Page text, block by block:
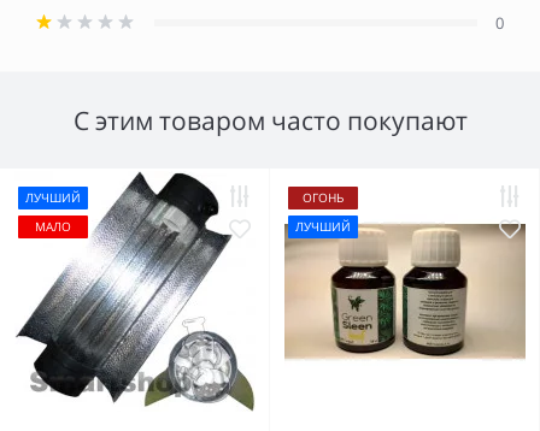
0
С этим товаром часто покупают
ЛУЧШИЙ
МАЛО
ОГОНЬ
ЛУЧШИЙ